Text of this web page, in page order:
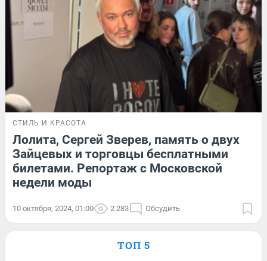
СТИЛЬ И КРАСОТА
Лолита, Сергей Зверев, память о двух
Зайцевых и торговцы бесплатными
билетами. Репортаж с Московской
недели моды
10 октября, 2024, 01:00 2 283 Обсудить
ТОП 5